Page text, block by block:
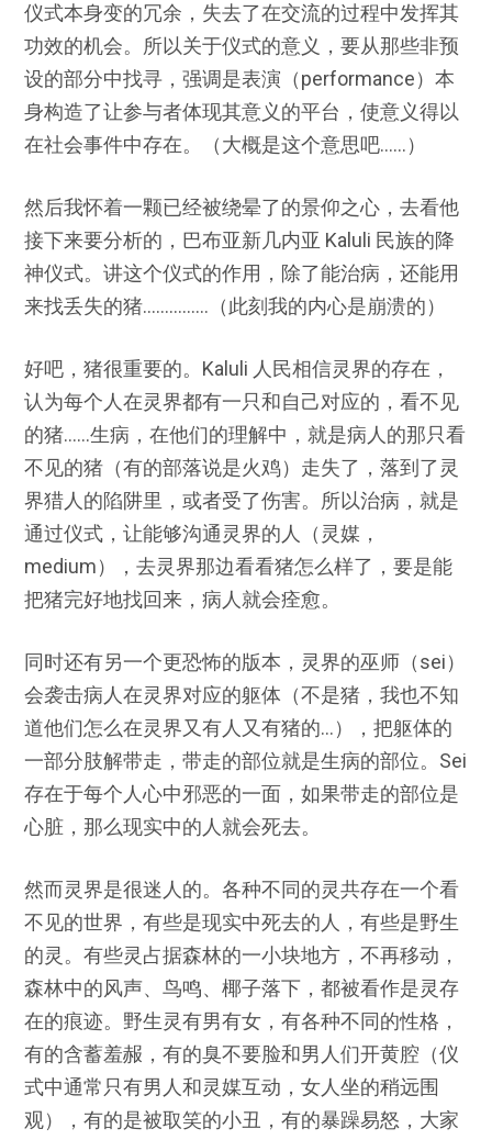
仪式本身变的冗余，失去了在交流的过程中发挥其
功效的机会。所以关于仪式的意义，要从那些非预
设的部分中找寻，强调是表演（performance）本
身构造了让参与者体现其意义的平台，使意义得以
在社会事件中存在。（大概是这个意思吧……）
然后我怀着一颗已经被绕晕了的景仰之心，去看他
接下来要分析的，巴布亚新几内亚 Kaluli 民族的降
神仪式。讲这个仪式的作用，除了能治病，还能用
来找丢失的猪……………（此刻我的内心是崩溃的）
好吧，猪很重要的。Kaluli 人民相信灵界的存在，
认为每个人在灵界都有一只和自己对应的，看不见
的猪……生病，在他们的理解中，就是病人的那只看
不见的猪（有的部落说是火鸡）走失了，落到了灵
界猎人的陷阱里，或者受了伤害。所以治病，就是
通过仪式，让能够沟通灵界的人（灵媒，
medium），去灵界那边看看猪怎么样了，要是能
把猪完好地找回来，病人就会痊愈。
同时还有另一个更恐怖的版本，灵界的巫师（sei）
会袭击病人在灵界对应的躯体（不是猪，我也不知
道他们怎么在灵界又有人又有猪的…），把躯体的
一部分肢解带走，带走的部位就是生病的部位。Sei
存在于每个人心中邪恶的一面，如果带走的部位是
心脏，那么现实中的人就会死去。
然而灵界是很迷人的。各种不同的灵共存在一个看
不见的世界，有些是现实中死去的人，有些是野生
的灵。有些灵占据森林的一小块地方，不再移动，
森林中的风声、鸟鸣、椰子落下，都被看作是灵存
在的痕迹。野生灵有男有女，有各种不同的性格，
有的含蓄羞赧，有的臭不要脸和男人们开黄腔（仪
式中通常只有男人和灵媒互动，女人坐的稍远围
观），有的是被取笑的小丑，有的暴躁易怒，大家